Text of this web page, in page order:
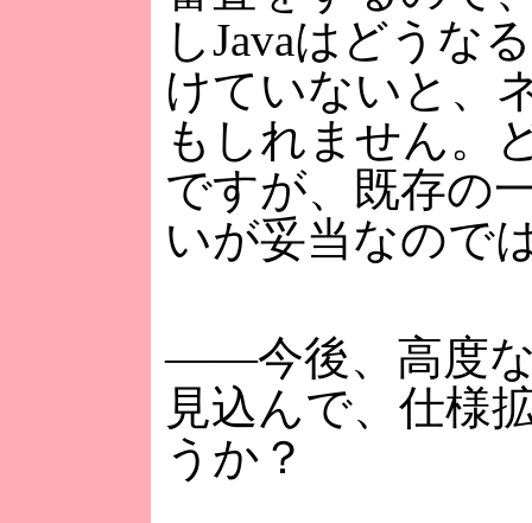
しJavaはどうな
けていないと、
もしれません。
ですが、既存の
いが妥当なので
――今後、高度
見込んで、仕様
うか？